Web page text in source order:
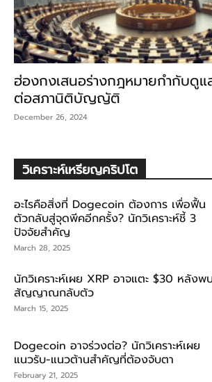
ฮ่องกงเสนอร่างกฎหมายกำกับดู
ต่อสภานิติบัญญัติ
December 26, 2024
วิเคราะห์เหรียญคริปโต
อะไรคือสิ่งที่ Dogecoin ต้องการ เพื่อฟื้น
ตัวกลับสู่จุดพีคอีกครั้ง? นักวิเคราะห์ชี้ 3
ปัจจัยสำคัญ
March 28, 2025
นักวิเคราะห์เผย XRP อาจแตะ $30 หลังพ
สัญญาณกลับตัว
March 15, 2025
Dogecoin อาจร่วงต่อ? นักวิเคราะห์เผย
แนวรับ-แนวต้านสำคัญที่ต้องจับตา
February 21, 2025